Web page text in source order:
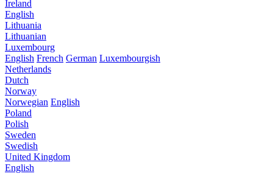
Ireland
English
Lithuania
Lithuanian
Luxembourg
English French German Luxembourgish
Netherlands
Dutch
Norway
Norwegian English
Poland
Polish
Sweden
Swedish
United Kingdom
English